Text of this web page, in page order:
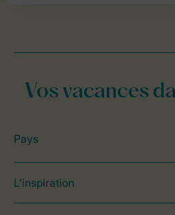
Vos vacances
Pays
L’inspiration